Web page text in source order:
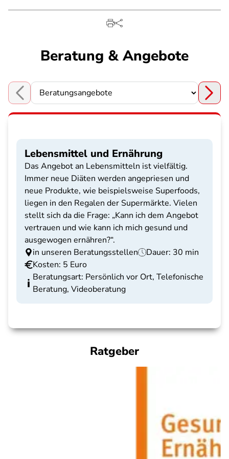
Beratung & Angebote
Choose a section
Lebensmittel und Ernährung
Das Angebot an Lebensmitteln ist vielfältig.
Immer neue Diäten werden angepriesen und
neue Produkte, wie beispielsweise Superfoods,
liegen in den Regalen der Supermärkte. Vielen
stellt sich da die Frage: „Kann ich dem Angebot
vertrauen und wie kann ich mich gesund und
ausgewogen ernähren?“.
in unseren Beratungsstellen
Dauer: 30 min
Kosten: 5 Euro
Beratungsart: Persönlich vor Ort, Telefonische
Beratung, Videoberatung
Ratgeber